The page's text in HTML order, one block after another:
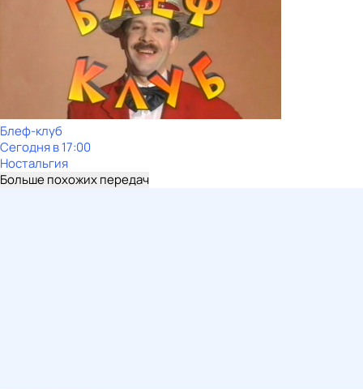
Блеф-клуб
Сегодня в 17:00
Ностальгия
Больше похожих передач